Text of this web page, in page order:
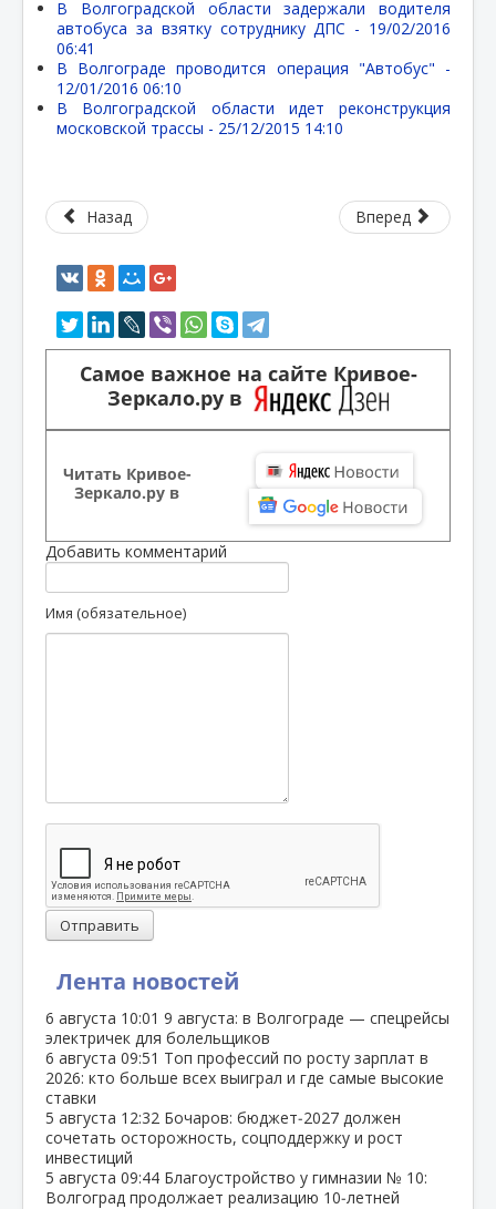
Лента новостей
6 августа 10:01 9 августа: в Волгограде — спецрейсы
электричек для болельщиков
6 августа 09:51 Топ профессий по росту зарплат в
2026: кто больше всех выиграл и где самые высокие
ставки
5 августа 12:32 Бочаров: бюджет‑2027 должен
сочетать осторожность, соцподдержку и рост
инвестиций
5 августа 09:44 Благоустройство у гимназии № 10:
Волгоград продолжает реализацию 10‑летней
В Волгоградской области задержали водителя
автобуса за взятку сотруднику ДПС - 19/02/2016
06:41
В Волгограде проводится операция "Автобус" -
12/01/2016 06:10
В Волгоградской области идет реконструкция
московской трассы - 25/12/2015 14:10
Назад Вперед
Самое важное на сайте Кривое-
Зеркало.ру в
Читать Кривое-
Зеркало.ру в
Добавить комментарий
Имя (обязательное)
Отправить